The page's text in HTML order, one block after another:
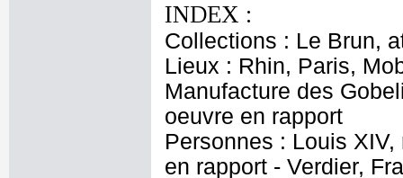
INDEX :
Collections : Le Brun,
Lieux : Rhin, Paris,
Manufacture des
oeuvre en rapport
Personnes : Louis
en rapport - Verdier,